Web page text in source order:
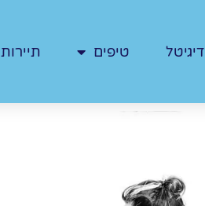
דיגיטל טיפים תיירות